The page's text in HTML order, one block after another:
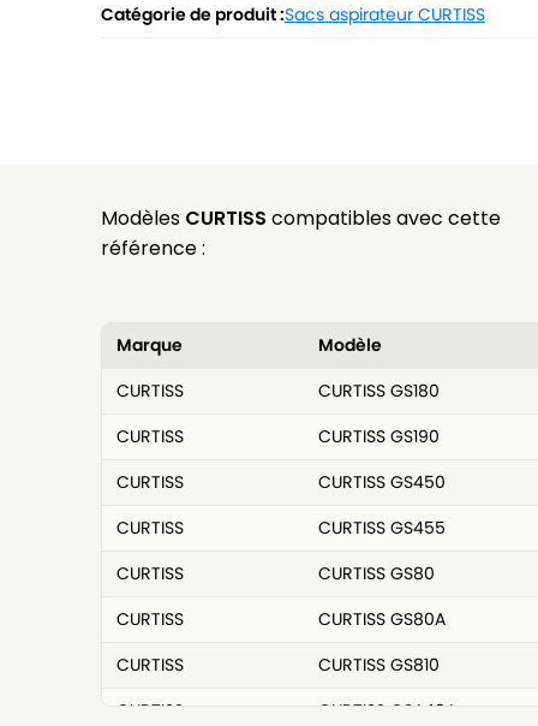
Catégorie de produit :Sacs aspirateur CURTISS
Modèles CURTISS compatibles avec cette
référence :
Marque
Modèle
CURTISS
CURTISS GS180
CURTISS
CURTISS GS190
CURTISS
CURTISS GS450
CURTISS
CURTISS GS455
CURTISS
CURTISS GS80
CURTISS
CURTISS GS80A
CURTISS
CURTISS GS810
CURTISS
CURTISS GSA40A